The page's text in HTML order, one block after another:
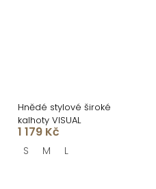
Hnědé stylové široké
kalhoty VISUAL
1 179 Kč
S M L